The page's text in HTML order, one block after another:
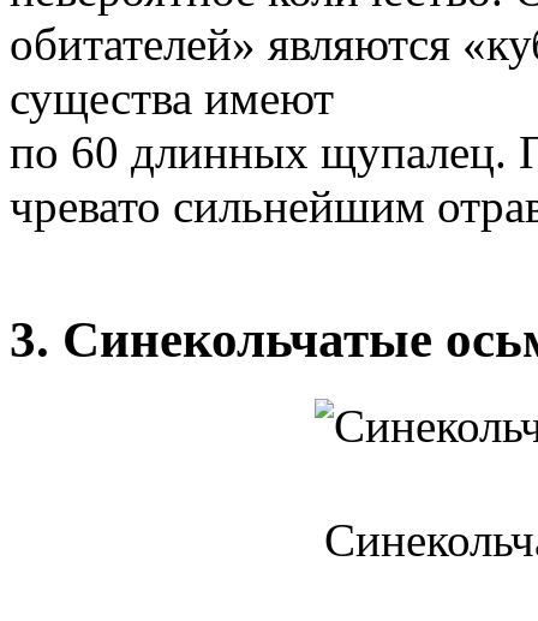
обитателей» являются
существа имеют
по 60 длинных щупалец.
чревато сильнейшим
3. Синекольчатые